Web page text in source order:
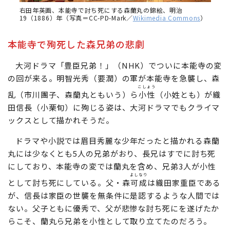
右田年英画、本能寺で討ち死にする森蘭丸の錦絵、明治
19（1886）年（写真＝CC-PD-Mark／Wikimedia Commons）
本能寺で殉死した森兄弟の悲劇
大河ドラマ「豊臣兄弟！」（NHK）でついに本能寺の変
の回が来る。明智光秀（要潤）の軍が本能寺を急襲し、森
乱（市川團子、森蘭丸ともいう）ら小性
こしょう
（小姓とも）が織
田信長（小栗旬）に殉じる姿は、大河ドラマでもクライマ
ックスとして描かれそうだ。
ドラマや小説では眉目秀麗な少年だったと描かれる森蘭
丸には少なくとも5人の兄弟がおり、長兄はすでに討ち死
にしており、本能寺の変では蘭丸を含め、兄弟3人が小性
として討ち死にしている。父・森可成
よしなり
は織田家重臣である
が、信長は家臣の世襲を無条件に是認するような人間では
ない。父子ともに優秀で、父が悲惨な討ち死にを遂げたか
らこそ、蘭丸ら兄弟を小性として取り立てたのだろう。